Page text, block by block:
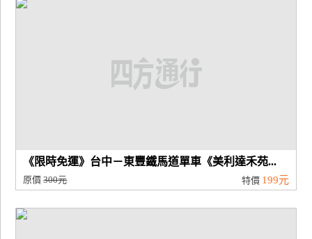
《限時免運》台中－東豐鐵馬道單車《美利達禾苑...
原價300元 特價 199元